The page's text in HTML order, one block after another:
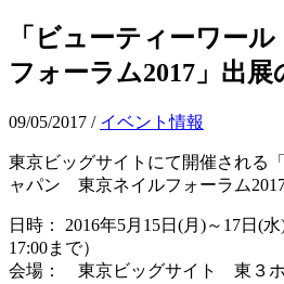
「ビューティーワー
フォーラム2017」出展
09/05/2017 / イベント情報
東京ビッグサイトにて開催される
ャパン 東京ネイルフォーラム
日時： 2016年5月15日(月)～17日(
17:00まで）
会場： 東京ビッグサイト 東３